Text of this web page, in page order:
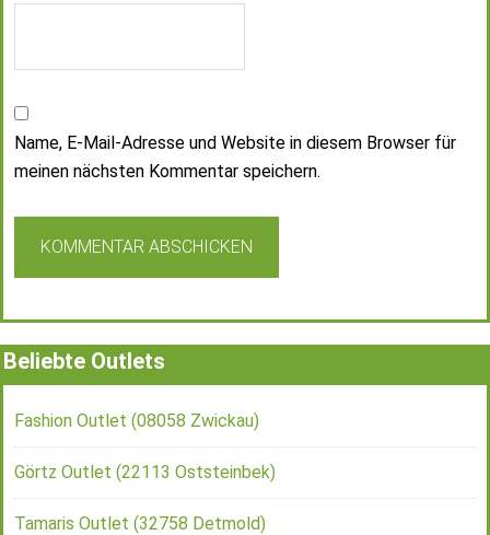
Name, E-Mail-Adresse und Website in diesem Browser für
meinen nächsten Kommentar speichern.
Beliebte Outlets
Fashion Outlet (08058 Zwickau)
Görtz Outlet (22113 Oststeinbek)
Tamaris Outlet (32758 Detmold)